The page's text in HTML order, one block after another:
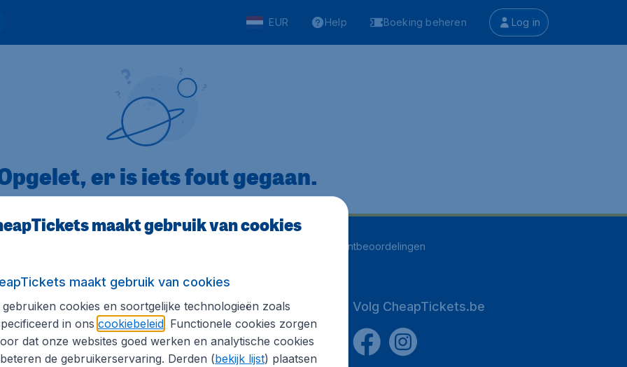
EUR Help Boeking beheren Log in
er is iets fout gegaan.
klantbeoordelingen
informatie
Internationale sites
Flugladen.de
CheapTickets.ch
Volg CheapTickets.be
maakt gebruik van cookies
maakt gebruik van cookies
gebruiken cookies en soortgelijke technologieën zoals
in ons cookiebeleid. Functionele cookies zorgen
dat onze websites goed werken en analytische cookies
de gebruikerservaring. Derden (bekijk lijst) plaatsen